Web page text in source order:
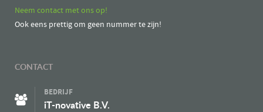
Neem contact met ons op!
Ook eens prettig om geen nummer te zijn!
CONTACT
BEDRIJF
iT-novative B.V.